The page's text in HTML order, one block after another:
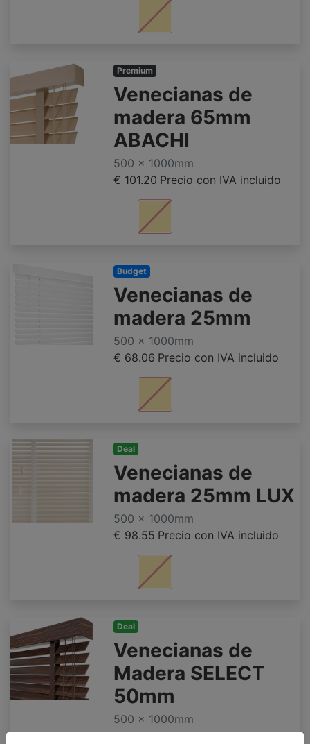
Premium
Venecianas de
madera 65mm
ABACHI
500 x 1000mm
€ 101.20 Precio con IVA incluido
Budget
Venecianas de
madera 25mm
500 x 1000mm
€ 68.06 Precio con IVA incluido
Deal
Venecianas de
madera 25mm LUX
500 x 1000mm
€ 98.55 Precio con IVA incluido
Deal
Venecianas de
Madera SELECT
50mm
500 x 1000mm
€ 92.23 Precio con IVA incluido